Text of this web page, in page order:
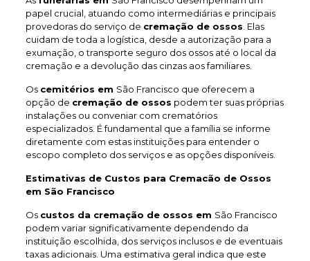
papel crucial, atuando como intermediárias e principais
provedoras do serviço de cremação de ossos . Elas
cuidam de toda a logística, desde a autorização para a
exumação, o transporte seguro dos ossos até o local da
cremação e a devolução das cinzas aos familiares.
Os cemitérios em São Francisco que oferecem a
opção de cremação de ossos podem ter suas próprias
instalações ou conveniar com crematórios
especializados. É fundamental que a família se informe
diretamente com estas instituições para entender o
escopo completo dos serviços e as opções disponíveis.
Estimativas de Custos para Cremacão de Ossos
em São Francisco
Os custos da cremação de ossos em São Francisco
podem variar significativamente dependendo da
instituição escolhida, dos serviços inclusos e de eventuais
taxas adicionais. Uma estimativa geral indica que este